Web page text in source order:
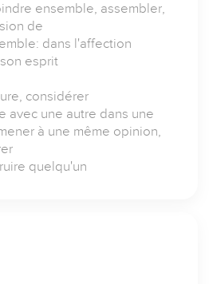
ensemble, assembler,
de
dans l'affection
esprit
considérer
avec une autre dans une
à une même opinion,
quelqu'un